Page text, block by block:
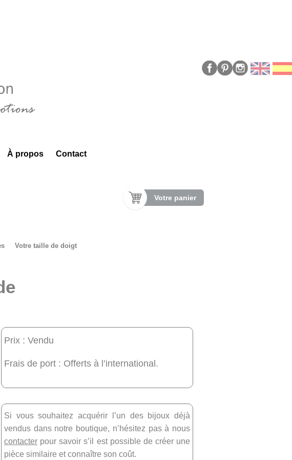
À propos Contact
Votre panier
Votre taille de doigt
Prix : Vendu
Frais de port : Offerts à l’international.
Si vous souhaitez acquérir l’un des bijoux déjà
vendus dans notre boutique, n’hésitez pas à nous
contacter pour savoir s’il est possible de créer une
pièce similaire et connaître son coût.